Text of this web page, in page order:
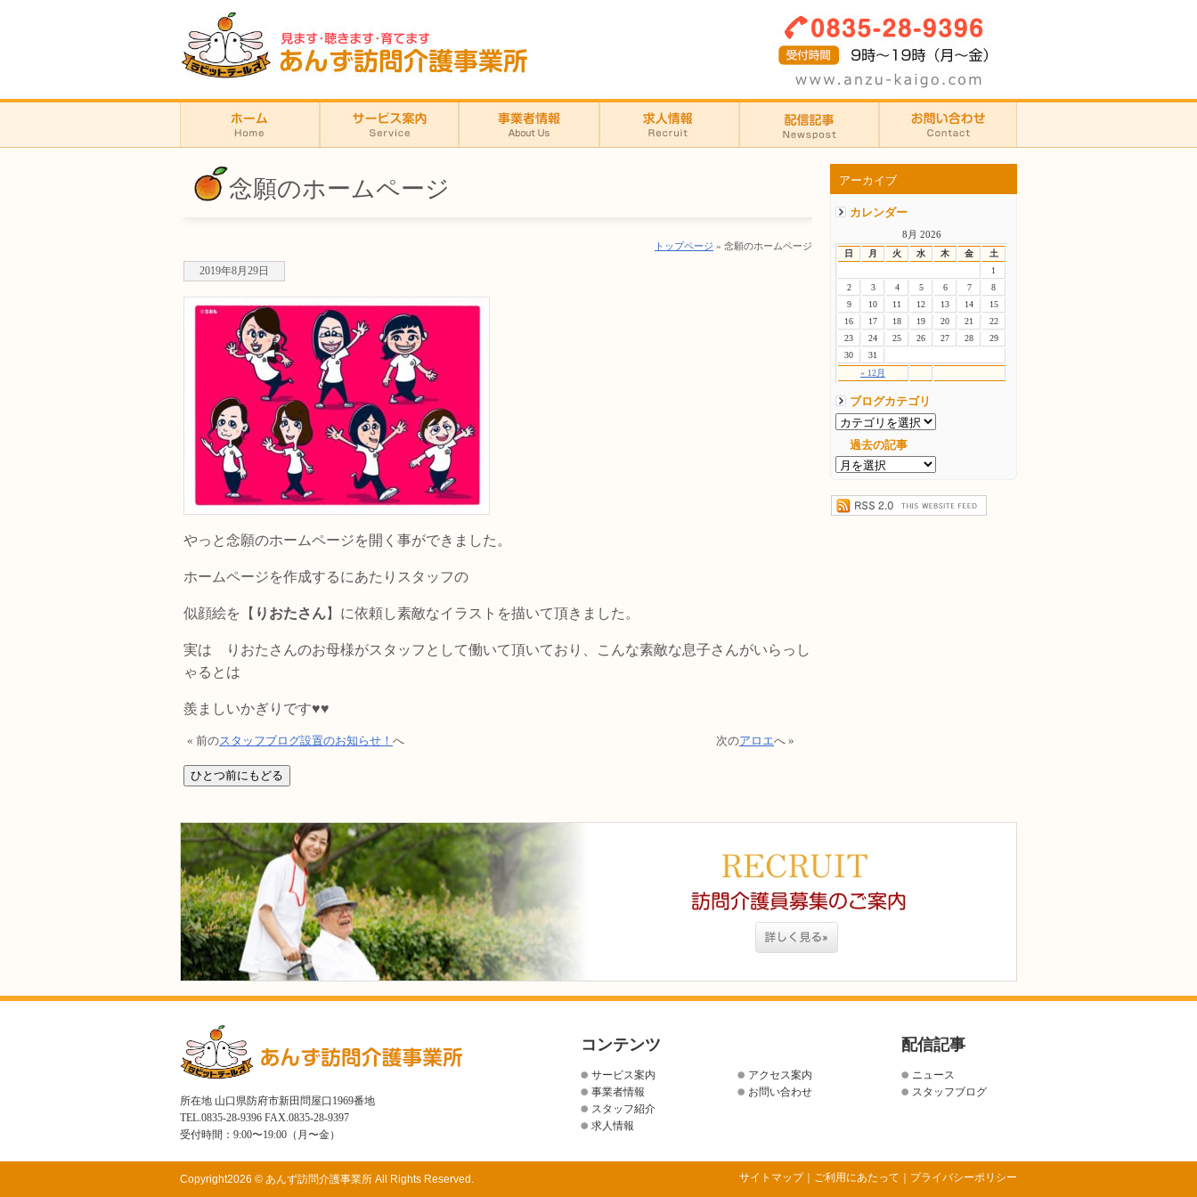
アーカイブ
カレンダー
8月 2026
日 月 火 水 木 金 土
« 12月
1
2
3 4 5 6 7
8
9
10 11 12 13 14
15
16
17 18 19 20 21
22
23
24 25 26 27 28
29
30
31
ブログカテゴリ
過去の記事
念願のホームページ
トップページ » 念願のホームページ
2019年8月29日
やっと念願のホームページを開く事ができました。
ホームページを作成するにあたりスタッフの
似顔絵を【 りおたさん】に依頼し素敵なイラストを描いて頂きました。
実は りおたさんのお母様がスタッフとして働いて頂いており、こんな素敵な息子さんがいらっし
ゃるとは
羨ましいかぎりです♥♥
« 前のスタッフブログ設置のお知らせ！ へ 次のアロエへ »
所在地 山口県防府市新田問屋口1969番地
TEL.0835-28-9396 FAX.0835-28-9397
受付時間：9:00〜19:00（月〜金）
コンテンツ
サービス案内
事業者情報
スタッフ紹介
求人情報
アクセス案内
お問い合わせ
配信記事
ニュース
スタッフブログ
Copyright2026 © あんず訪問介護事業所 All Rights Reserved. サイトマップ｜ ご利用にあたって プライバシーポリシー